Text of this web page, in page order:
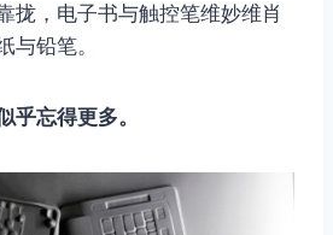
拢，电子书与触控笔维妙维肖
与铅笔。
乎忘得更多。